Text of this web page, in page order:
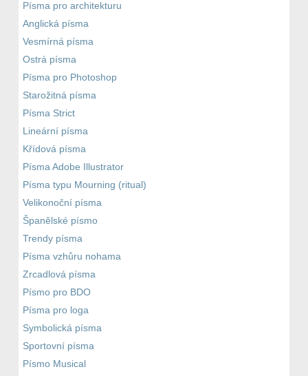
Písma pro architekturu
Anglická písma
Vesmírná písma
Ostrá písma
Písma pro Photoshop
Starožitná písma
Písma Strict
Lineární písma
Křídová písma
Písma Adobe Illustrator
Písma typu Mourning (ritual)
Velikonoční písma
Španělské písmo
Trendy písma
Písma vzhůru nohama
Zrcadlová písma
Písmo pro BDO
Písma pro loga
Symbolická písma
Sportovní písma
Písmo Musical